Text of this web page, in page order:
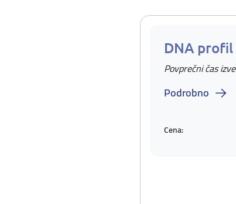
DNA profil
Povprečni čas
Podrobno
Cena: